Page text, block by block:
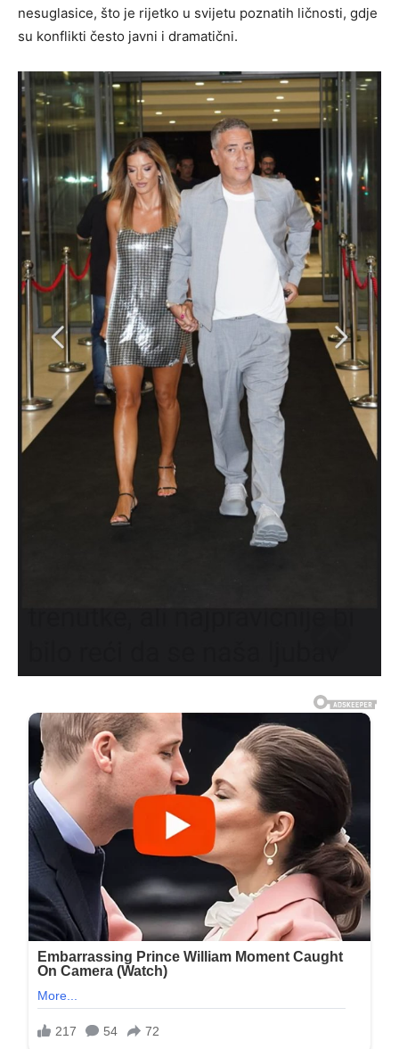
nesuglasice, što je rijetko u svijetu poznatih ličnosti, gdje
su konflikti često javni i dramatični.